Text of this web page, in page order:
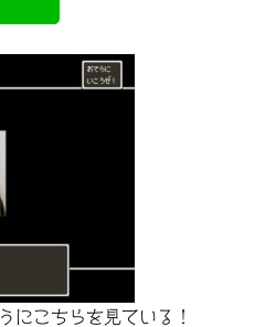
にこちらを見ている！